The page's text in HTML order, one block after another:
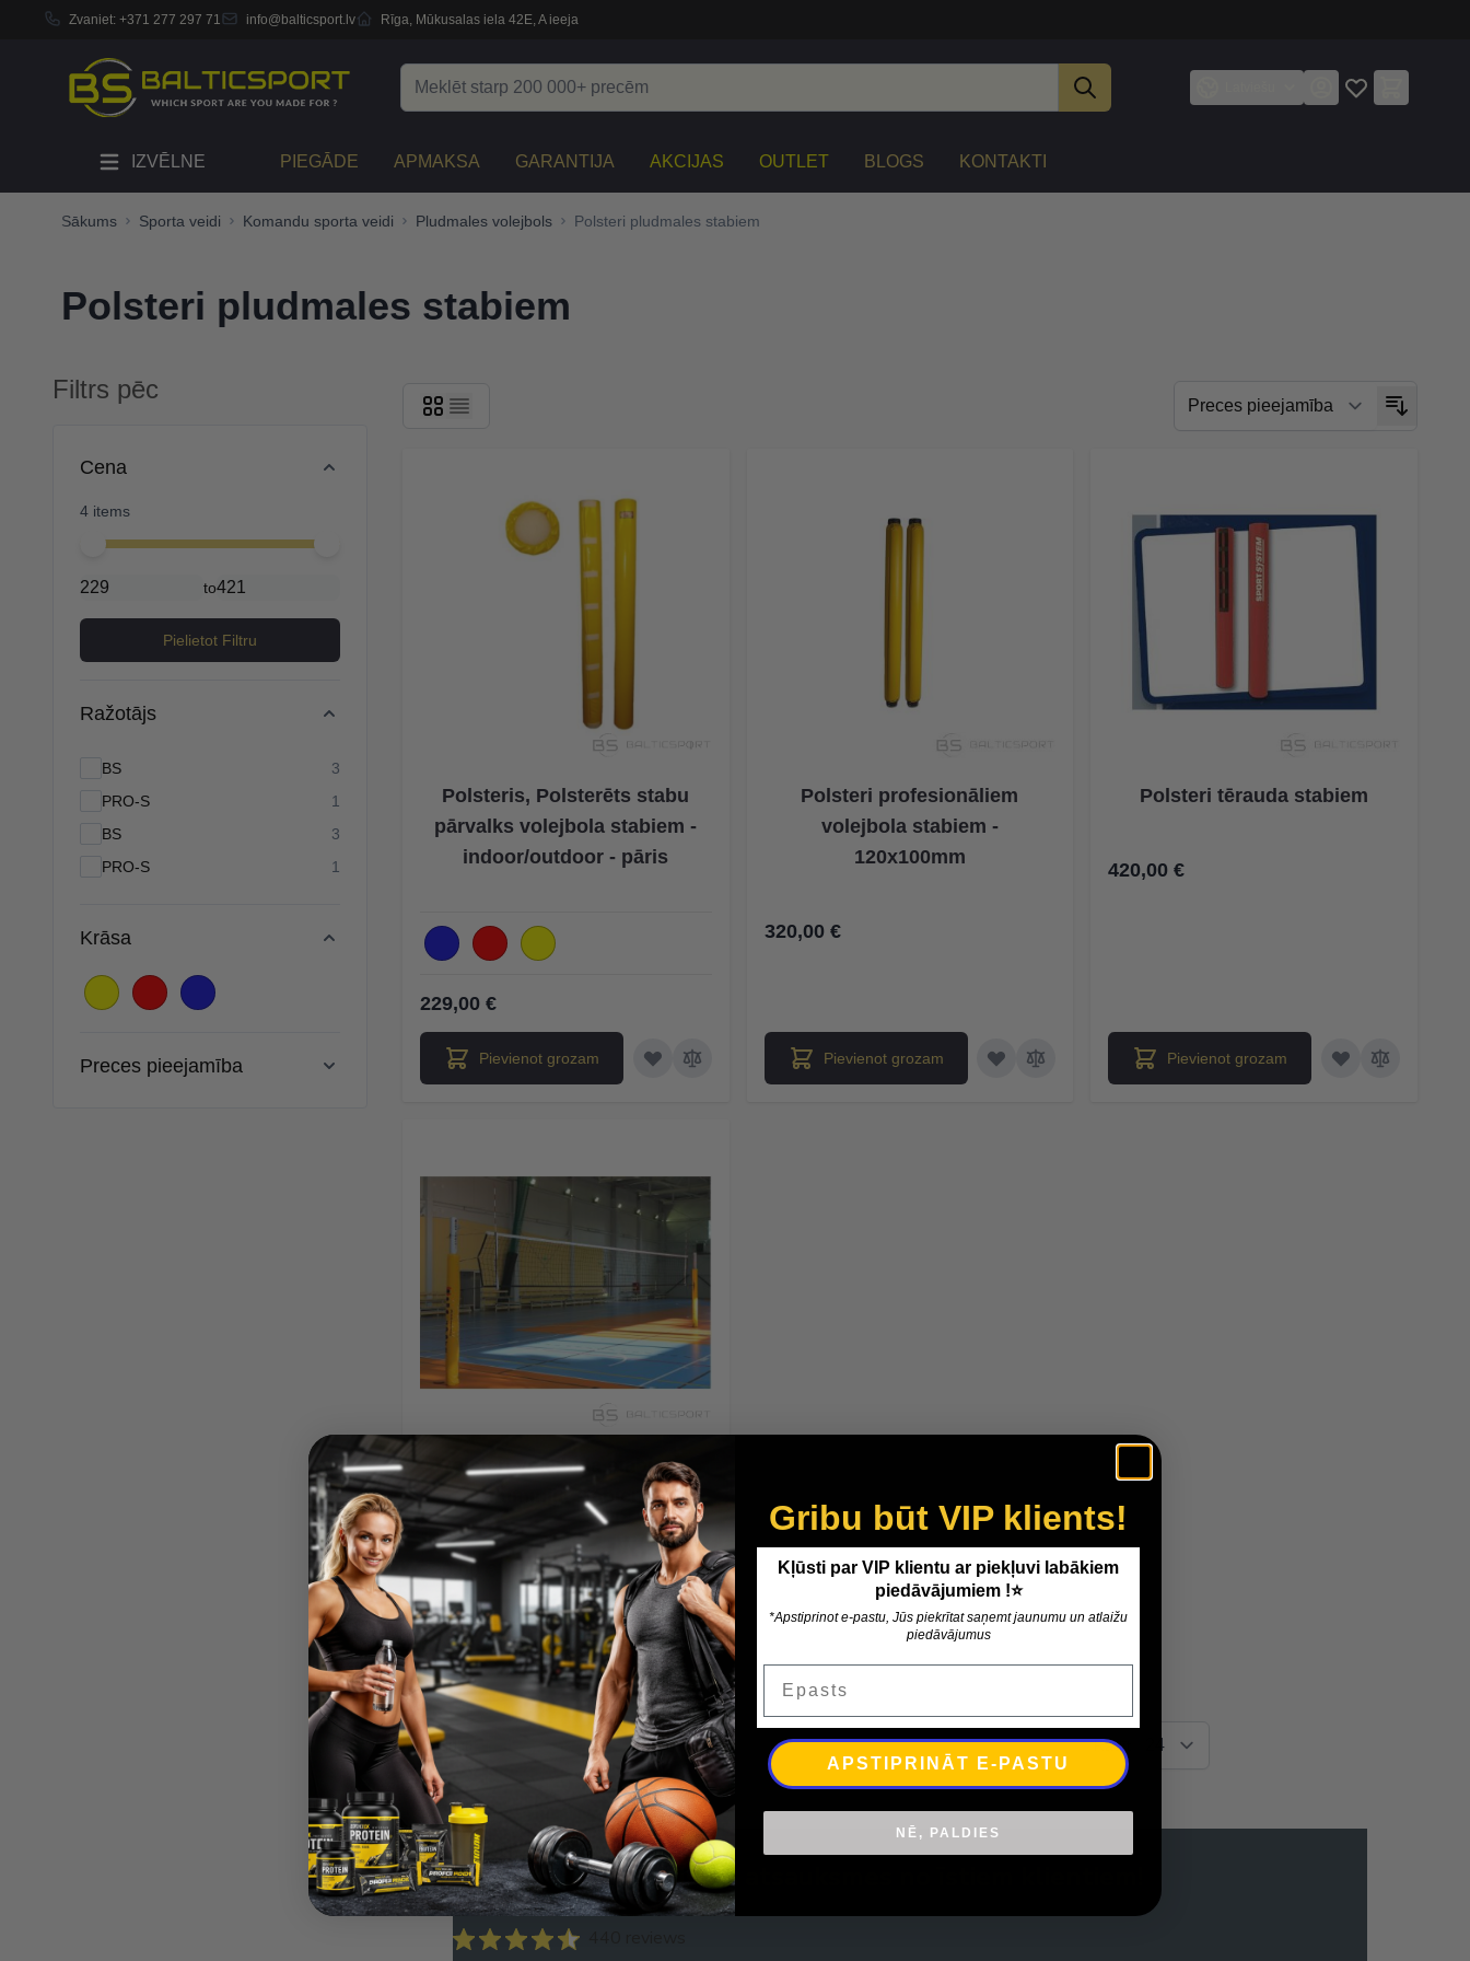
Zvaniet: +371 277 297 71 info@balticsport.lv Rīga, Mūkusalas iela 42E, A ieeja
IZVĒLNE PIEGĀDE APMAKSA GARANTIJA AKCIJAS OUTLET BLOGS KONTAKTI
Sākums Sporta veidi Komandu sporta veidi Pludmales volejbols Polsteri pludmales stabiem
Polsteri pludmales stabiem
Filtrs pēc
Cena
4 items
Minimal price
Maximum price
to
Pielietot Filtru
Ražotājs
BS 3
PRO-S
1
products available
BS
3 products available
PRO-S
1 products available
Krāsa
Preces pieejamība
Polsteris, Polsterēts stabu
pārvalks volejbola stabiem -
indoor/outdoor - pāris
229,00 €
Pievienot grozam
Polsteri profesionāliem
volejbola stabiem -
120x100mm
320,00 €
Pievienot grozam
Polsteri tērauda stabiem
420,00 €
Pievienot grozam
Polsteri volejbola stabiem -
alumīnija stabiem
320,00 €
Pievienot grozam
4 Produkti Radīt
Īstas atsauksmes no īstiem klientiem!
Gribu būt VIP klients!
Kļūsti par VIP klientu ar piekļuvi labākiem
piedāvājumiem !⭐
*Apstiprinot e-pastu, Jūs piekrītat saņemt jaunumu un atlaižu
piedāvājumus
APSTIPRINĀT E-PASTU
NĒ, PALDIES